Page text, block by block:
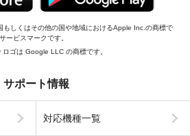
しくはその他の国や地域におけるApple Inc.の商標で
ービスマークです。
ゴは Google LLC の商標です。
サポート情報
対応機種一覧